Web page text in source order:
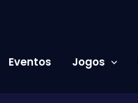
Eventos Jogos